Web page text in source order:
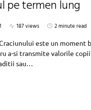
pe termen lung
187 views
2 minute read
este un moment
a-si transmite valorile
sau…